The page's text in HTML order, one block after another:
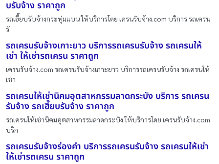
บรับจ้าง ราคาถูก
รถเฮี๊ยบรับจ้างกระทุ่มแบน ให้บริการโดย เครนรับจ้าง.com บริการ รถเครน
รั
รถเครนรับจ้างเกาะยาว บริการรถเครนรับจ้าง รถเครนให้
เช่า ให้เช่ารถเครน ราคาถูก
เครนรับจ้าง.com รถเครนรับจ้างเกาะยาว บริการรถเครนรับจ้าง รถเครนให้
เช่า
รถเครนให้เช่านิคมอุตสาหกรรมลาดกระบัง บริการ รถเครน
รับจ้าง รถเฮี๊ยบรับจ้าง ราคาถูก
รถเครนให้เช่านิคมอุตสาหกรรมลาดกระบัง ให้บริการโดย เครนรับจ้าง.com
บริก
รถเครนรับจ้างร่องคำ บริการรถเครนรับจ้าง รถเครนให้เช่า
ให้เช่ารถเครน ราคาถูก